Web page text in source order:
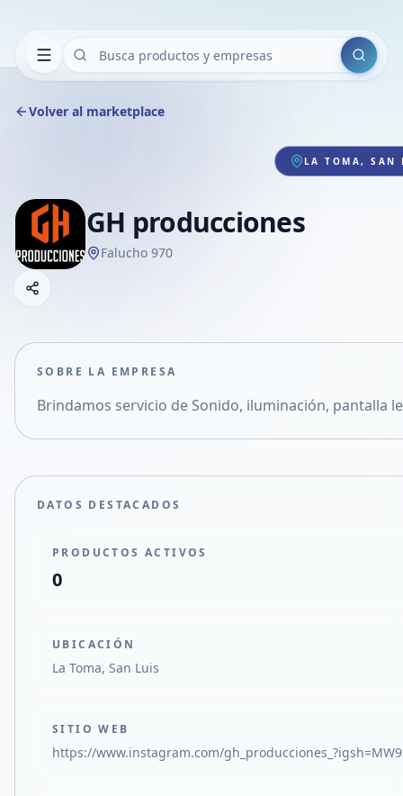
Buscar
Volver al marketplace
LA TOMA, SAN
GH producciones
Falucho 970
Compartir empresa
Compartir en X
SOBRE LA EMPRESA
Brindamos servicio de Sonido, iluminación, pantalla
DATOS DESTACADOS
PRODUCTOS ACTIVOS
0
UBICACIÓN
La Toma, San Luis
SITIO WEB
https://www.instagram.com/